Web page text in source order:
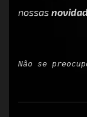
nossas
Não se